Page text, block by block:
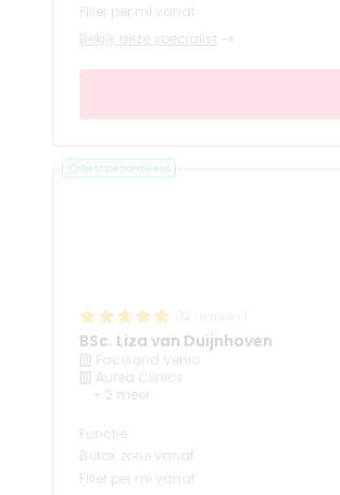
Filler per ml vanaf
Bekijk deze specialist
Best beoordeeld
BSc. Liza van Duijnhoven
Faceland Venlo
Aurea Clinics
+ 2 meer
Functie
Botox zone vanaf
Filler per ml vanaf